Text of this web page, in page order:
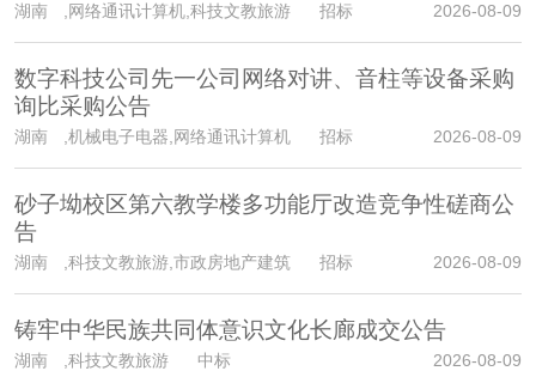
湖南 ,网络通讯计算机,科技文教旅游 招标 2026-08-09
数字科技公司先一公司网络对讲、音柱等设备采购
询比采购公告
湖南 ,机械电子电器,网络通讯计算机 招标 2026-08-09
砂子坳校区第六教学楼多功能厅改造竞争性磋商公
告
湖南 ,科技文教旅游,市政房地产建筑 招标 2026-08-09
铸牢中华民族共同体意识文化长廊成交公告
湖南 ,科技文教旅游 中标 2026-08-09